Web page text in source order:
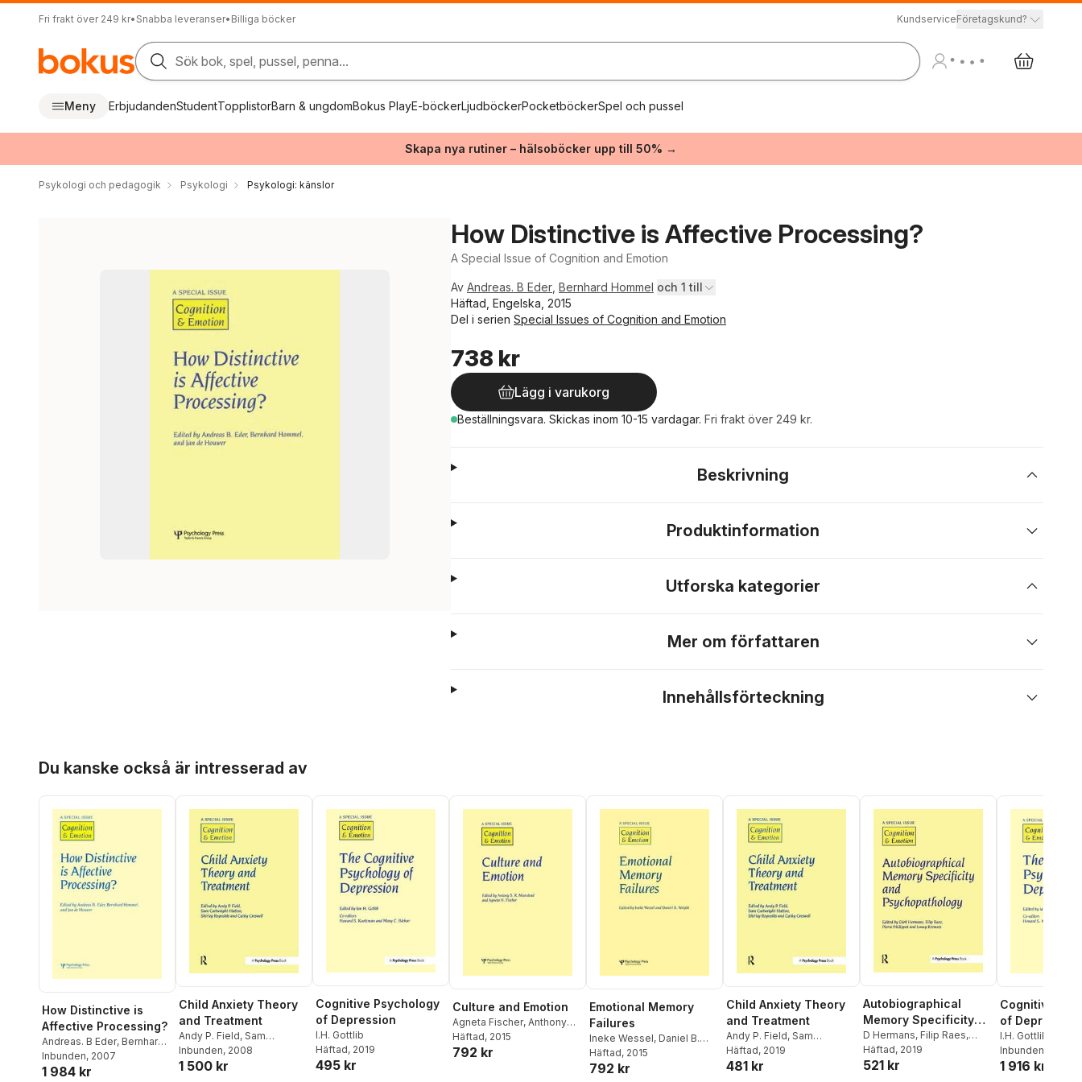
Fri frakt över 249 kr• Snabba leveranser• Billiga böcker KundserviceFöretagskund?
Sök bok, spel, pussel, penna...
Meny ErbjudandenStudentTopplistorBarn & ungdomBokus PlayE-böckerLjudböckerPocketböckerSpel och pussel
Skapa nya rutiner – hälsoböcker upp till 50% →
Psykologi och pedagogik Psykologi Psykologi: känslor
How Distinctive is Affective Processing?
A Special Issue of Cognition and Emotion
Av Andreas. B Eder Bernhard Hommel och 1 till
Häftad, Engelska, 2015
Del i serien Special Issues of Cognition and Emotion
738 kr
Lägg i varukorg
Beställningsvara. Skickas inom 10-15 vardagar. Fri frakt över 249 kr.
Beskrivning
Produktinformation
Utforska kategorier
Mer om författaren
Innehållsförteckning
Du kanske också är intresserad av
How Distinctive is
Affective Processing?
Andreas. B Eder, Bernhard
Hommel,Jan De Houwer
Inbunden, 2007
1 984 kr
Child Anxiety Theory
and Treatment
Andy P. Field, Sam
Cartwright-Hatton
Inbunden, 2008
1 500 kr
Cognitive Psychology
of Depression
I.H. Gottlib
Häftad, 2019
495 kr
Culture and Emotion
Agneta Fischer, Anthony
Manstead
Häftad, 2015
792 kr
Emotional Memory
Failures
Ineke Wessel, Daniel B.
Wright
Häftad, 2015
792 kr
Child Anxiety Theory
and Treatment
Andy P. Field, Sam
Cartwright-Hatton
Häftad, 2019
481 kr
Autobiographical
Memory Specificity
and Psychopathology
D Hermans, Filip Raes,
Pierre Philipott
Kremers
Häftad, 2019
521 kr
Cognitive
of Depression
I.H. Gottlib
Inbunden
1 916 kr